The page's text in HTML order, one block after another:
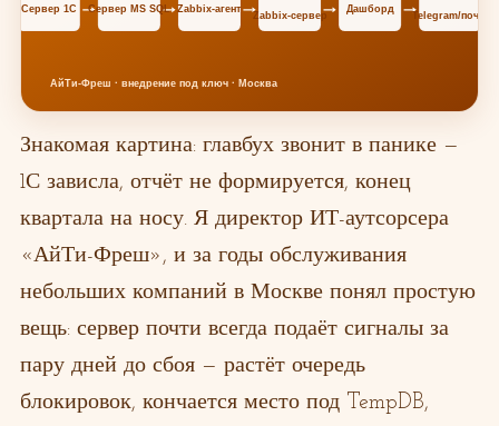
Знакомая картина: главбух звонит в панике —
1С зависла, отчёт не формируется, конец
квартала на носу. Я директор ИТ-аутсорсера
«АйТи-Фреш», и за годы обслуживания
небольших компаний в Москве понял простую
вещь: сервер почти всегда подаёт сигналы за
пару дней до сбоя — растёт очередь
блокировок, кончается место под TempDB,